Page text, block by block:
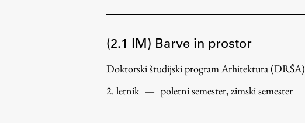
(2.1 IM) Barve in prostor
Doktorski študijski program Arhitektura (DRŠA)
2. letnik — poletni semester, zimski semester